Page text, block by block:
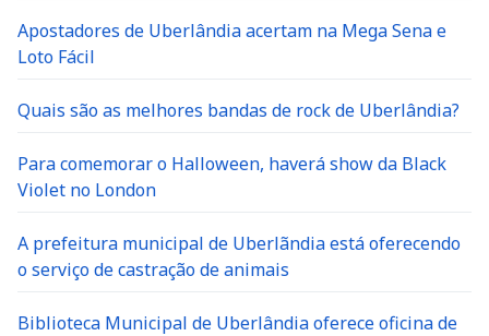
Apostadores de Uberlândia acertam na Mega Sena e
Loto Fácil
Quais são as melhores bandas de rock de Uberlândia?
Para comemorar o Halloween, haverá show da Black
Violet no London
A prefeitura municipal de Uberlãndia está oferecendo
o serviço de castração de animais
Biblioteca Municipal de Uberlândia oferece oficina de